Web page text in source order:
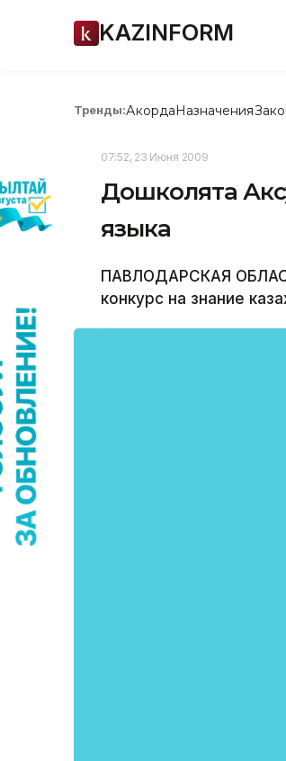
KAZINFORM
Тренды:АкордаНазначения
07:52, 23 Июня 2009
Дошколята
языка
ПАВЛОДАРСКАЯ
конкурс на знание